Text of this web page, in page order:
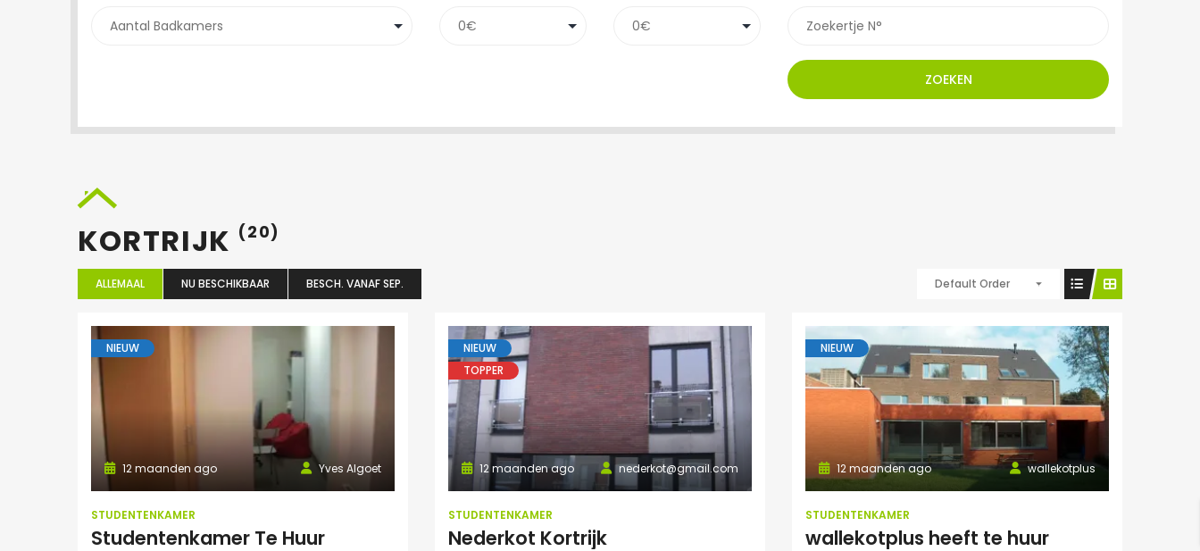
ZOEKEN
KORTRIJK (20)
ALLEMAAL NU BESCHIKBAAR BESCH. VANAF SEP. Default Order
NIEUW
Yves Algoet
12 maanden ago
STUDENTENKAMER
Studentenkamer Te Huur
NIEUW
TOPPER
nederkot@gmail.com
12 maanden ago
STUDENTENKAMER
Nederkot Kortrijk
NIEUW
wallekotplus
12 maanden ago
STUDENTENKAMER
wallekotplus heeft te huur